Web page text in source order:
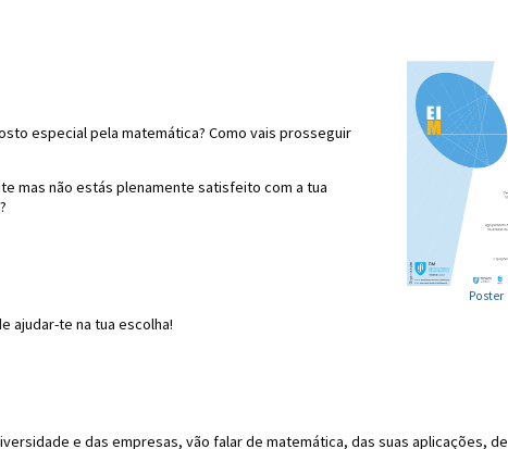
Poster
especial pela matemática? Como vais prosseguir
mas não estás plenamente satisfeito com a tua
ajudar-te na tua escolha!
e das empresas, vão falar de matemática, das suas aplicações, de